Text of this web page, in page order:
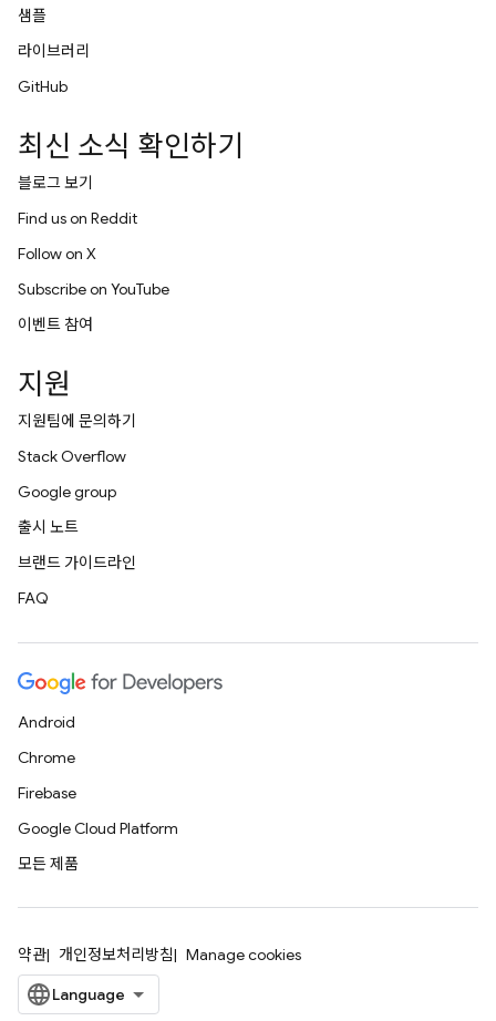
샘플
라이브러리
GitHub
최신 소식 확인하기
블로그 보기
Find us on Reddit
Follow on X
Subscribe on YouTube
이벤트 참여
지원
지원팀에 문의하기
Stack Overflow
Google group
출시 노트
브랜드 가이드라인
FAQ
Android
Chrome
Firebase
Google Cloud Platform
모든 제품
약관 개인정보처리방침 Manage cookies